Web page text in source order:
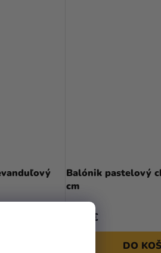
Balónik pastelový
cm
0,10 €
DO